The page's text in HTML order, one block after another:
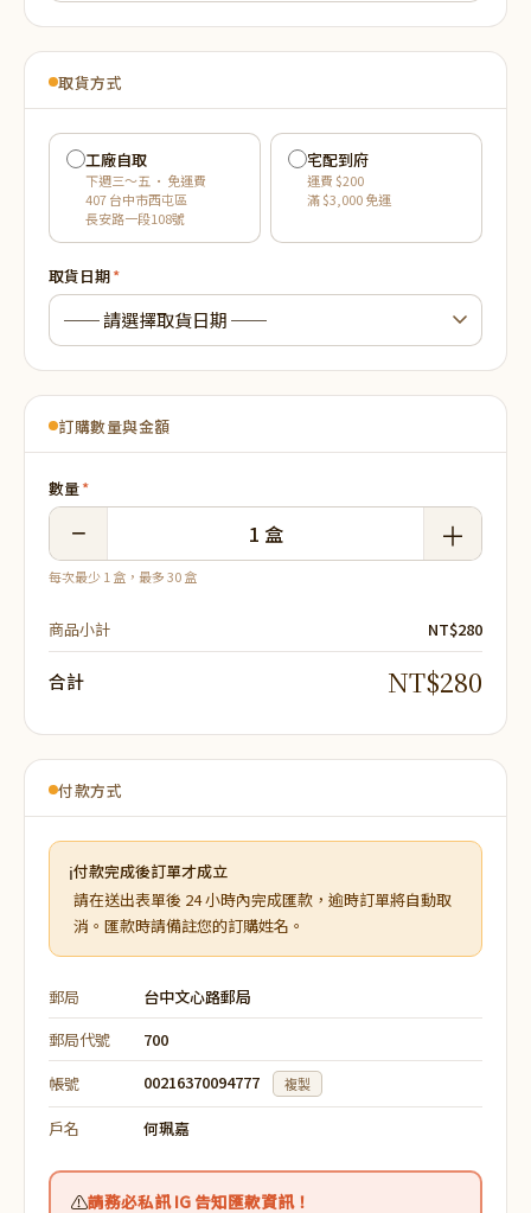
取貨方式
工廠自取
下週三～五 · 免運費
407 台中市西屯區
長安路一段108號
宅配到府
運費 $200
滿 $3,000 免運
取貨日期*
訂購數量與金額
數量*
− 1 盒 ＋
每次最少 1 盒，最多 30 盒
商品小計 NT$280
合計 NT$280
付款方式
ℹ付款完成後訂單才成立
請在送出表單後 24 小時內完成匯款，逾時訂單將自動取
消。匯款時請備註您的訂購姓名。
郵局
台中文心路郵局
郵局代號
700
帳號
00216370094777 複製
戶名 何珮嘉
⚠️請務必私訊 IG 告知匯款資訊！